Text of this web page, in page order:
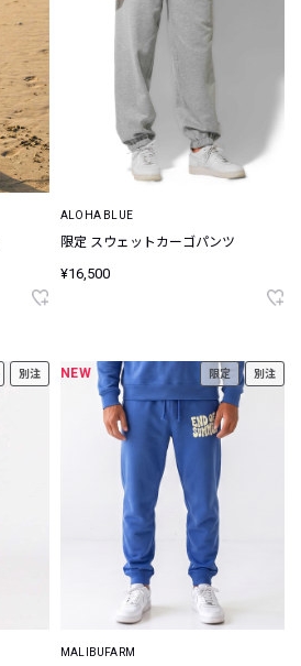
ALOHA BLUE
限定 スウェットカーゴパンツ
¥16,500
別注 NEW 限定 別注
MALIBUFARM